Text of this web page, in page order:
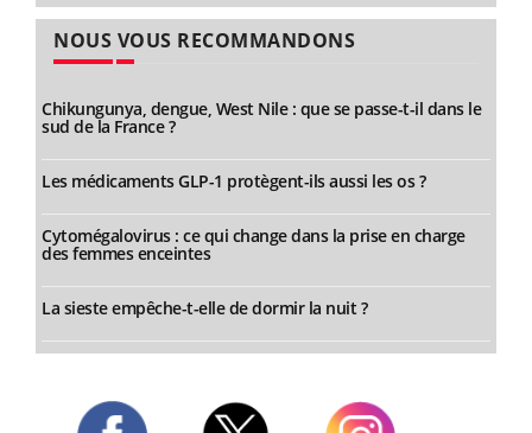
NOUS VOUS RECOMMANDONS
Chikungunya, dengue, West Nile : que se passe-t-il dans le
sud de la France ?
Les médicaments GLP-1 protègent-ils aussi les os ?
Cytomégalovirus : ce qui change dans la prise en charge
des femmes enceintes
La sieste empêche-t-elle de dormir la nuit ?